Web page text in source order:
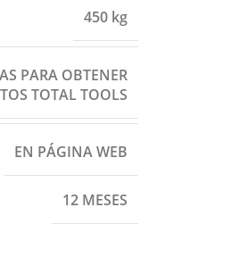
450 kg
PARA OBTENER
TOTAL TOOLS
EN PÁGINA WEB
12 MESES